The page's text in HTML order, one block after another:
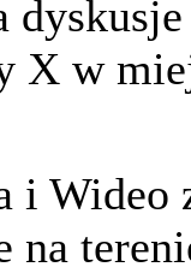
X w
i Wideo
na